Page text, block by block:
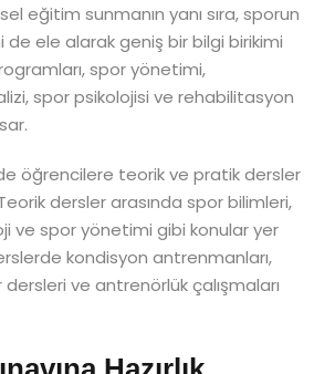
eğitim sunmanın yanı sıra, sporun
de ele alarak geniş bir bilgi birikimi
spor yönetimi,
spor psikolojisi ve rehabilitasyon
öğrencilere teorik ve pratik dersler
dersler arasında spor bilimleri,
ve spor yönetimi gibi konular yer
kondisyon antrenmanları,
ve antrenörlük çalışmaları